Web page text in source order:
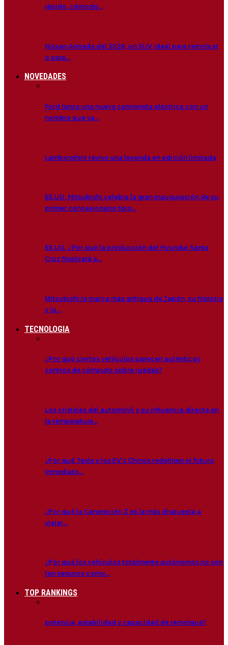
rápido, cómodo…
Nissan Armada del 2026, un SUV ideal para remolcar
o para…
NOVEDADES
Ford lanza una nueva camioneta eléctrica con un
nombre que va…
Lamborghini revive una leyenda en edición limitada
EE.UU. Mitsubishi celebra la gran inauguración de su
primer concesionario tipo…
EE.UU. ¿Por qué la producción del Hyundai Santa
Cruz finalizará a…
Mitsubishi la marca más antigua de Japón, su historia
y lo…
TECNOLOGIA
¿Por qué ciertos vehículos parecen auténticos
centros de cómputo sobre ruedas?
Los cristales del automóvil y su influencia directa en
la temperatura…
¿Por qué Tesla y los EV’s Chinos redefinen el futuro
inmediato…
¿Por qué la Generación Z es la más dispuesta a
viajar…
¿Por qué los vehículos totalmente autónomos no son
tan seguros como…
TOP RANKINGS
potencia, estabilidad y capacidad de remolque?